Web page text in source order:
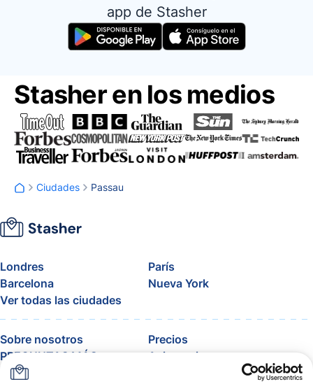
app de Stasher
Stasher en los medios
Ciudades Passau
Londres
París
Barcelona
Nueva York
Ver todas las ciudades
Sobre nosotros
Precios
PREGUNTAS MÁS
FRECUENTES
Asistencia